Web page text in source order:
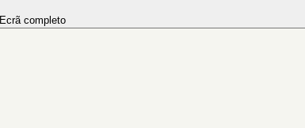
Ecrã completo